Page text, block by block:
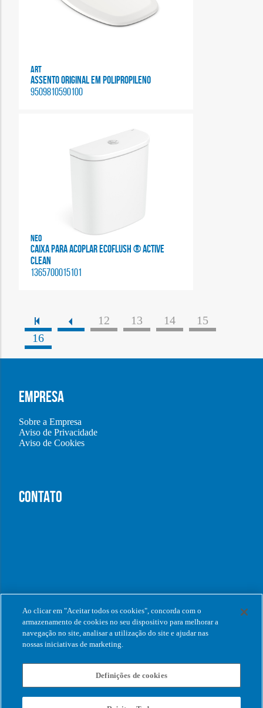
Art
ASSENTO ORIGINAL EM POLIPROPILENO
9509810590100
Neo
CAIXA PARA ACOPLAR ECOFLUSH ® ACTIVE
CLEAN
1365700015101
12 13 14
15
16
EMPRESA
Sobre a Empresa
Aviso de Privacidade
Aviso de Cookies
CONTATO
Ao clicar em "Aceitar todos os cookies", concorda com o
armazenamento de cookies no seu dispositivo para melhorar a
navegação no site, analisar a utilização do site e ajudar nas
nossas iniciativas de marketing.
Definições de cookies